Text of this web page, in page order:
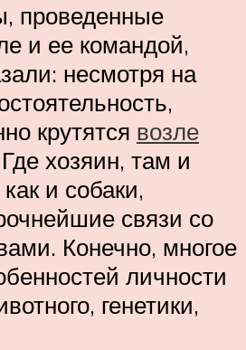
проведенные
и ее командой,
несмотря на
крутятся возле
хозяин, там и
и собаки,
связи со
Конечно, многое
личности
генетики,